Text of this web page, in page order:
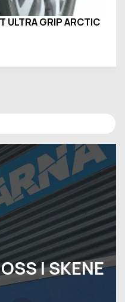
I SKENE
ULTRA GRIP ARCTIC